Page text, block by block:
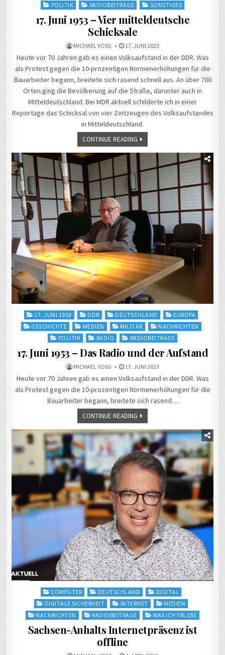
POLITIK
RADIOBEITRÄGE SONSTIGES
17. Juni 1953 – Vier mitteldeutsche
Schicksale
MICHAEL VOSS 17. JUNI 2023
Heute vor 70 Jahren gab es einen Volksaufstand in der DDR. Was
als Protest gegen die 10-prozentigen Normenerhöhungen für die
Bauarbeiter begann, breitete sich rasend schnell aus. An über 700
Orten ging die Bevölkerung auf die Straße, darunter auch in
Mitteldeutschland. Bei MDR aktuell schilderte ich in einer
Reportage das Schicksal von vier Zeitzeugen des Volksaufstandes
in Mitteldeutschland.
CONTINUE READING
Posted
in
17. JUNI 1953 DDR DEUTSCHLAND
EUROPA
GESCHICHTE
MEDIEN MILITÄR
NACHRICHTEN
POLITIK
RADIO RADIOBEITRÄGE
17. Juni 1953 – Das Radio und der Aufstand
MICHAEL VOSS 17. JUNI 2023
Heute vor 70 Jahren gab es einen Volksaufstand in der DDR. Was
als Protest gegen die 10-prozentigen Normenerhöhungen für die
Bauarbeiter begann, breitete sich rasend…
CONTINUE READING
Posted
in
COMPUTER DEUTSCHLAND
DIGITAL
DIGITALE SICHERHEIT
INTERNET
MEDIEN
NACHRICHTEN
RADIOBEITRÄGE WAS ICH ERLEBE
Sachsen-Anhalts Internetpräsenz ist
offline